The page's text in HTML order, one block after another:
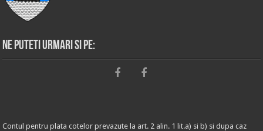
Ne puteti urmari si pe:
Contul pentru plata cotelor prevazute la art. 2 alin. 1 lit.a) si b) si dupa caz